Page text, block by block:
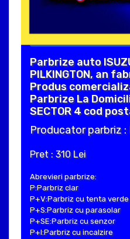
Parbrize auto
PILKINGTON, an
Produs
Parbrize La
SECTOR 4 cod
Producator parbriz :
Pret : 310 Lei
Abrevieri parbrize:
P:Parbriz clar
P+V:Parbriz cu tenta verde
P+S:Parbriz cu parasolar
P+SE:Parbriz cu senzor
P+I:Parbriz cu incalzire